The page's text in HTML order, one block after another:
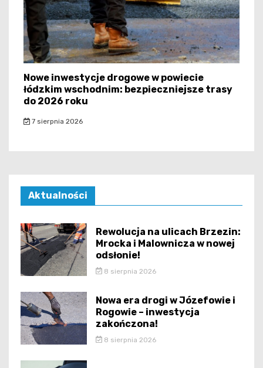
Nowe inwestycje drogowe w powiecie
łódzkim wschodnim: bezpieczniejsze trasy
do 2026 roku
7 sierpnia 2026
Aktualności
Rewolucja na ulicach Brzezin:
Mrocka i Malownicza w nowej
odsłonie!
8 sierpnia 2026
Nowa era drogi w Józefowie i
Rogowie – inwestycja
zakończona!
8 sierpnia 2026